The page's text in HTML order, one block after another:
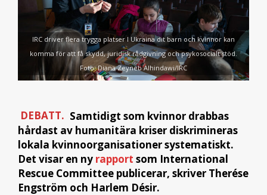
IRC driver flera trygga platser I Ukraina dit barn och kvinnor kan
komma för att få skydd, juridisk rådgivning och psykosocialt stöd.
Foto: Diana Zeyneb Alhindawi/IRC
DEBATT. Samtidigt som kvinnor drabbas
hårdast av humanitära kriser diskrimineras
lokala kvinnoorganisationer systematiskt.
Det visar en ny rapport som International
Rescue Committee publicerar, skriver Therése
Engström och Harlem Désir.